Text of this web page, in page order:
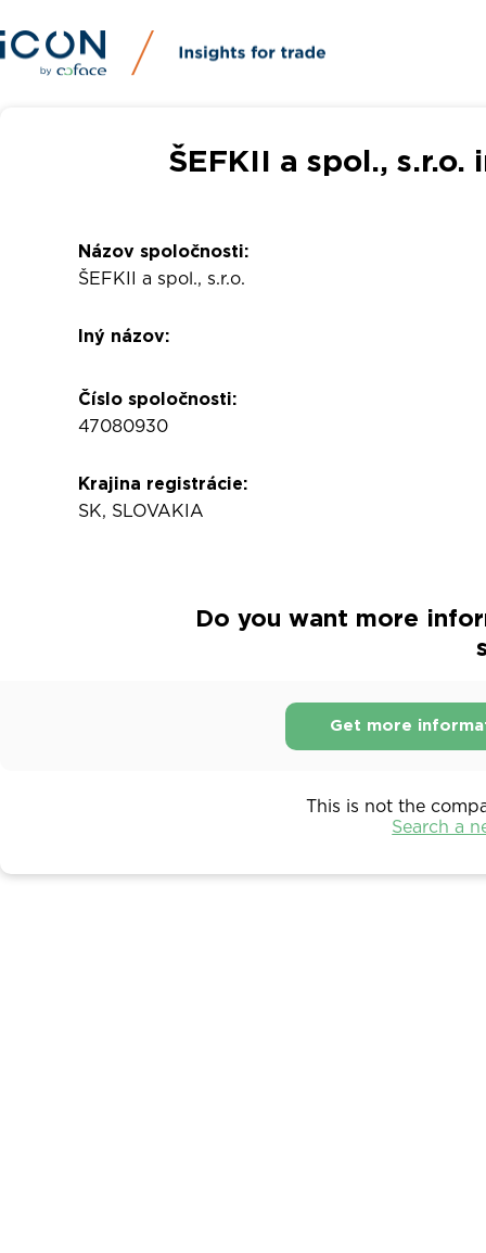
ŠEFKII a spol.,
Názov spoločnosti:
ŠEFKII a spol., s.r.o.
Iný názov:
Číslo spoločnosti:
47080930
Krajina registrácie:
SK, SLOVAKIA
Do you want more
Get more
This is not the
Search a